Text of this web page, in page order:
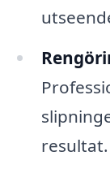
resultat.